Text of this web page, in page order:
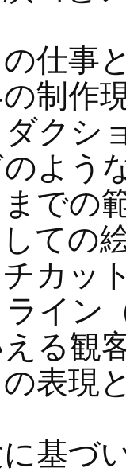
仕事
の制作
クシ
よう
までの
しての
カッ
イン
る観
の表現
基づ